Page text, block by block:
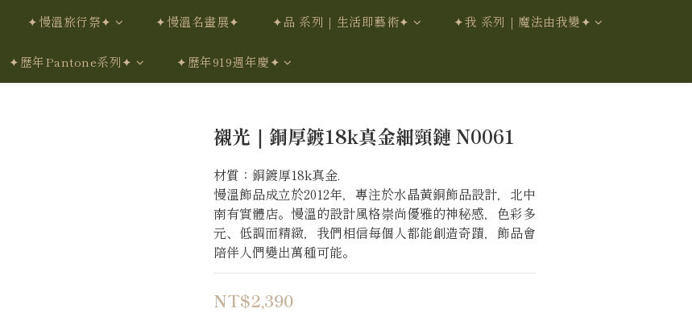
✦慢溫旅行祭✦ ✦慢溫名畫展✦ ✦品 系列｜生活即藝術✦ ✦我 系列｜魔法由我變✦
✦歷年Pantone系列✦ ✦歷年919週年慶✦
襯光｜銅厚鍍18k真金細頸鏈 N0061
材質：銅鍍厚18k真金.
慢溫飾品成立於2012年，專注於水晶黃銅飾品設計，北中
南有實體店。慢溫的設計風格崇尚優雅的神秘感，色彩多
元、低調而精緻，我們相信每個人都能創造奇蹟，飾品會
陪伴人們變出萬種可能。
NT$2,390